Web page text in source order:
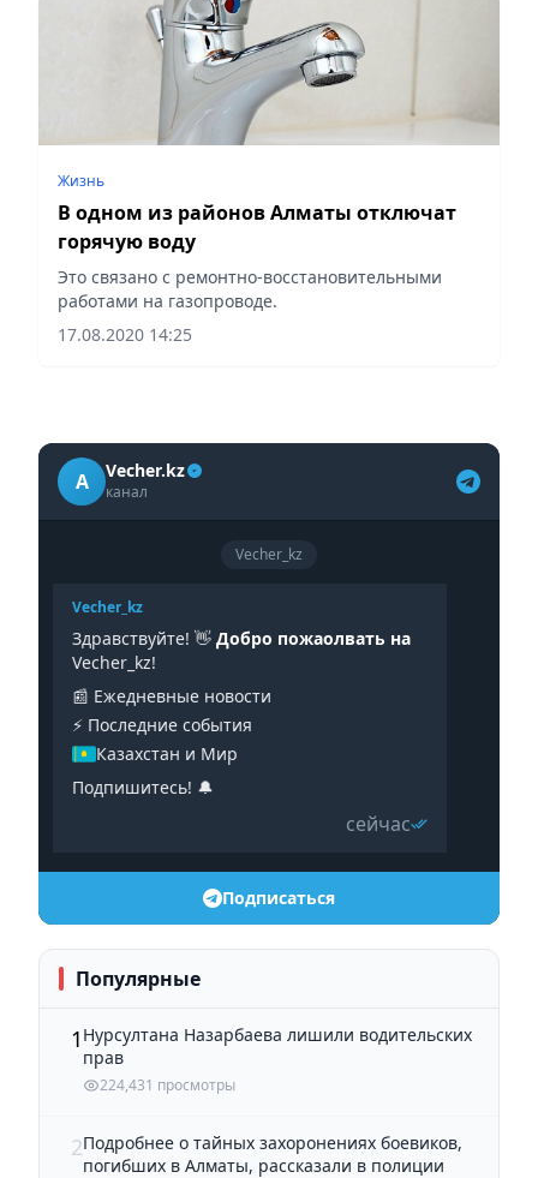
Жизнь
В одном из районов Алматы отключат
горячую воду
Это связано с ремонтно-восстановительными
работами на газопроводе.
17.08.2020 14:25
A Vecher.kz
канал
Vecher_kz
Vecher_kz
Здравствуйте! 👋 Добро пожаолвать на
Vecher_kz!
📰 Ежедневные новости
⚡️ Последние события
Казахстан и Мир
Подпишитесь! 🔔
сейчас
Подписаться
Популярные
1 Нурсултана Назарбаева лишили водительских
прав
224,431 просмотры
2Подробнее о тайных захоронениях боевиков,
погибших в Алматы, рассказали в полиции